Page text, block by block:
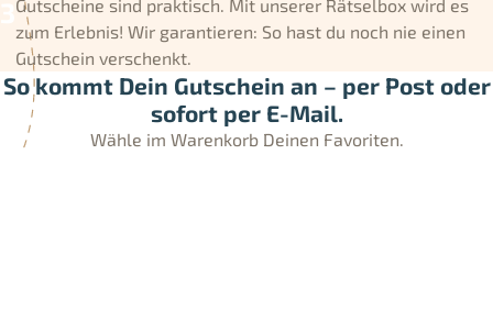
Gutscheine sind praktisch. Mit unserer Rätselbox wird es
zum Erlebnis! Wir garantieren: So hast du noch nie einen
Gutschein verschenkt.
So kommt Dein Gutschein an – per Post oder
sofort per E-Mail.
Wähle im Warenkorb Deinen Favoriten.